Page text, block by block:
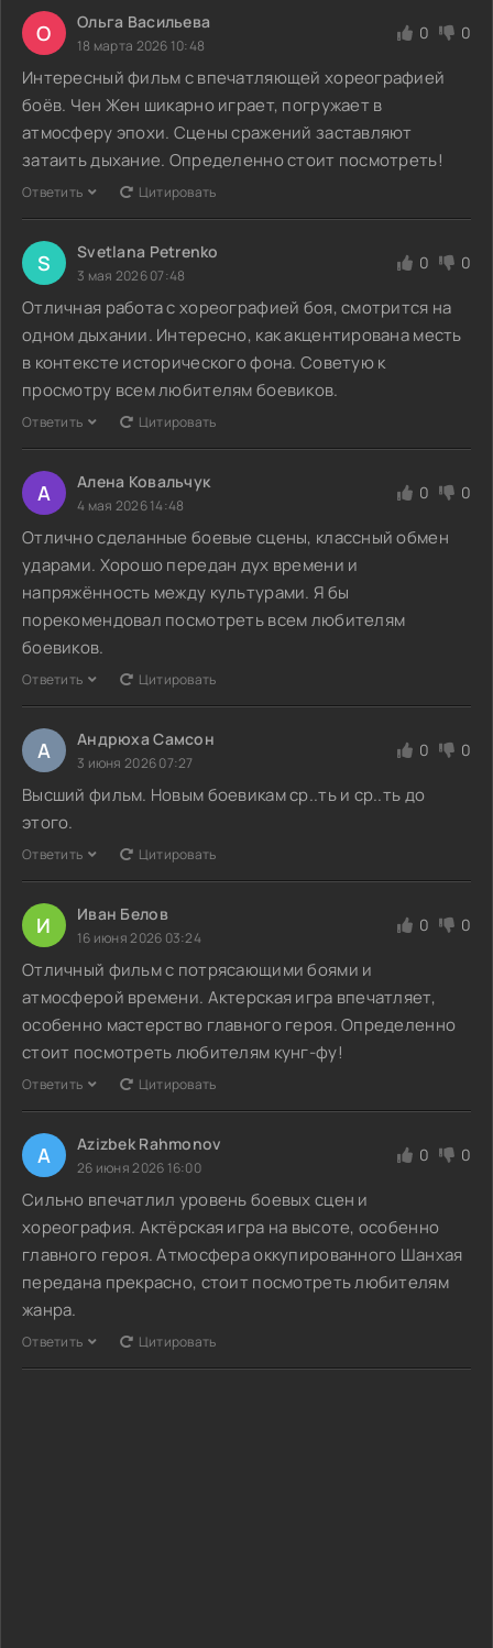
О Ольга Васильева
18 марта 2026 10:48
0 0
Интересный фильм с впечатляющей хореографией
боёв. Чен Жен шикарно играет, погружает в
атмосферу эпохи. Сцены сражений заставляют
затаить дыхание. Определенно стоит посмотреть!
Ответить Цитировать
S Svetlana Petrenko
3 мая 2026 07:48
0 0
Отличная работа с хореографией боя, смотрится на
одном дыхании. Интересно, как акцентирована месть
в контексте исторического фона. Советую к
просмотру всем любителям боевиков.
Ответить Цитировать
А Алена Ковальчук
4 мая 2026 14:48
0 0
Отлично сделанные боевые сцены, классный обмен
ударами. Хорошо передан дух времени и
напряжённость между культурами. Я бы
порекомендовал посмотреть всем любителям
боевиков.
Ответить Цитировать
А Андрюха Самсон
3 июня 2026 07:27
0 0
Высший фильм. Новым боевикам ср..ть и ср..ть до
этого.
Ответить Цитировать
И Иван Белов
16 июня 2026 03:24
0 0
Отличный фильм с потрясающими боями и
атмосферой времени. Актерская игра впечатляет,
особенно мастерство главного героя. Определенно
стоит посмотреть любителям кунг-фу!
Ответить Цитировать
A Azizbek Rahmonov
26 июня 2026 16:00
0 0
Сильно впечатлил уровень боевых сцен и
хореография. Актёрская игра на высоте, особенно
главного героя. Атмосфера оккупированного Шанхая
передана прекрасно, стоит посмотреть любителям
жанра.
Ответить Цитировать